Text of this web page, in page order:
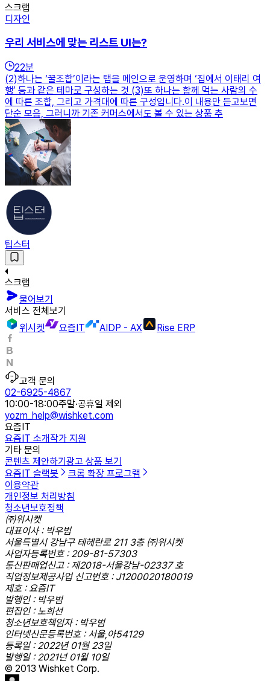
스크랩
디자인
우리 서비스에 맞는 리스트 UI는?
22분
(2)하나는 ‘꿀조합’이라는 탭을 메인으로 운영하며 ‘집에서 이태리 여
행’ 등과 같은 테마로 구성하는 것 (3)또 하나는 함께 먹는 사람의 수
에 따른 조합, 그리고 가격대에 따른 구성입니다.이 내용만 듣고보면
단순 모음, 그러니까 기존 커머스에서도 볼 수 있는 상품 추
팁스터
스크랩
물어보기
서비스 전체보기
위시켓
요즘IT AIDP - AX Rise ERP
고객 문의
02-6925-4867
10:00-18:00주말·공휴일 제외
yozm_help@wishket.com
요즘IT
요즘IT 소개작가 지원
기타 문의
콘텐츠 제안하기 광고 상품 보기
요즘IT 슬랙봇
크롬 확장 프로그램
이용약관
개인정보 처리방침
청소년보호정책
㈜위시켓
대표이사 : 박우범
서울특별시 강남구 테헤란로 211 3층 ㈜위시켓
사업자등록번호 : 209-81-57303
통신판매업신고 : 제2018-서울강남-02337 호
직업정보제공사업 신고번호 : J1200020180019
제호 : 요즘IT
발행인 : 박우범
편집인 : 노희선
청소년보호책임자 : 박우범
인터넷신문등록번호 : 서울,아54129
등록일 : 2022년 01월 23일
발행일 : 2021년 01월 10일
© 2013 Wishket Corp.